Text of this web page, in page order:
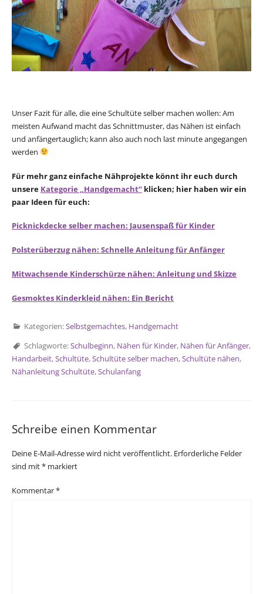
Unser Fazit für alle, die eine Schultüte selber machen wollen: Am
meisten Aufwand macht das Schnittmuster, das Nähen ist einfach
und anfängertauglich; kann also auch noch last minute angegangen
werden
Für mehr ganz einfache Nähprojekte könnt ihr euch durch
unsere Kategorie „Handgemacht“ klicken; hier haben wir ein
paar Ideen für euch:
Picknickdecke selber machen: Jausenspaß für Kinder
Polsterüberzug nähen: Schnelle Anleitung für Anfänger
Mitwachsende Kinderschürze nähen: Anleitung und Skizze
Gesmoktes Kinderkleid nähen: Ein Bericht
Kategorien:Selbstgemachtes, Handgemacht
Schlagworte:Schulbeginn, Nähen für Kinder, Nähen für Anfänger,
Handarbeit,Schultüte,Schultüte selber machen,Schultüte nähen,
Nähanleitung Schultüte,Schulanfang
Schreibe einen Kommentar
Deine E-Mail-Adresse wird nicht veröffentlicht. Erforderliche Felder
sind mit* markiert
Kommentar*